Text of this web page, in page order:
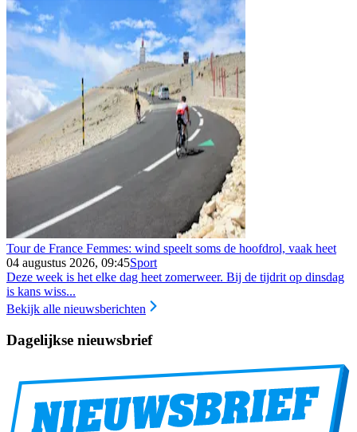
Tour de France Femmes: wind speelt soms de hoofdrol, vaak heet
04 augustus 2026, 09:45Sport
Deze week is het elke dag heet zomerweer. Bij de tijdrit op dinsdag
is kans wiss...
Bekijk alle nieuwsberichten
Dagelijkse nieuwsbrief